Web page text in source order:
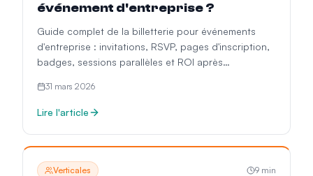
événement d'entreprise ?
Guide complet de la billetterie pour événements
d'entreprise : invitations, RSVP, pages d'inscription,
badges, sessions parallèles et ROI après
31 mars 2026
Lire l'article
Verticales 9 min